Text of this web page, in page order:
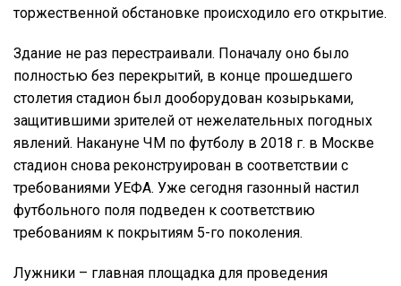
торжественной обстановке происходило его открытие.
Здание не раз перестраивали. Поначалу оно было
полностью без перекрытий, в конце прошедшего
столетия стадион был дооборудован козырьками,
защитившими зрителей от нежелательных погодных
явлений. Накануне ЧМ по футболу в 2018 г. в Москве
стадион снова реконструирован в соответствии с
требованиями УЕФА. Уже сегодня газонный настил
футбольного поля подведен к соответствию
требованиям к покрытиям 5-го поколения.
Лужники – главная площадка для проведения